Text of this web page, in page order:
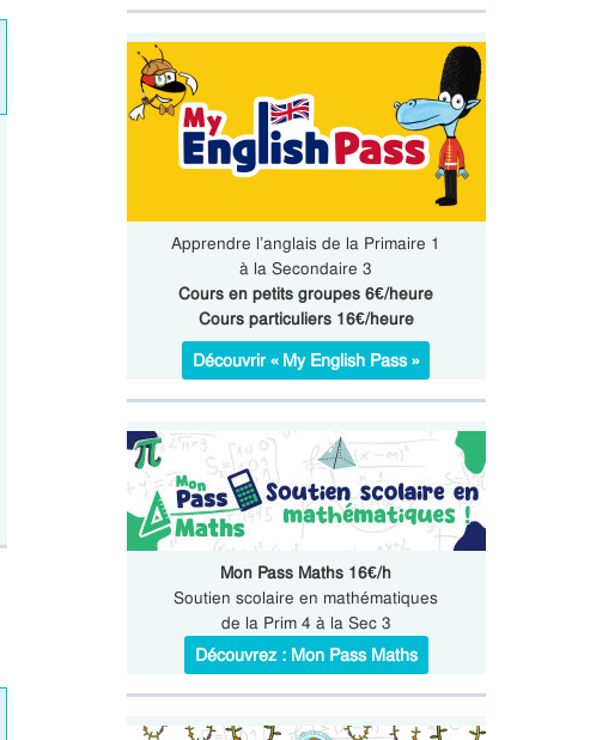
Apprendre l’anglais de la Primaire 1
à la Secondaire 3
Cours en petits groupes 6€/heure
Cours particuliers 16€/heure
Découvrir « My English Pass »
Mon Pass Maths 16€/h
Soutien scolaire en mathématiques
de la Prim 4 à la Sec 3
Découvrez : Mon Pass Maths